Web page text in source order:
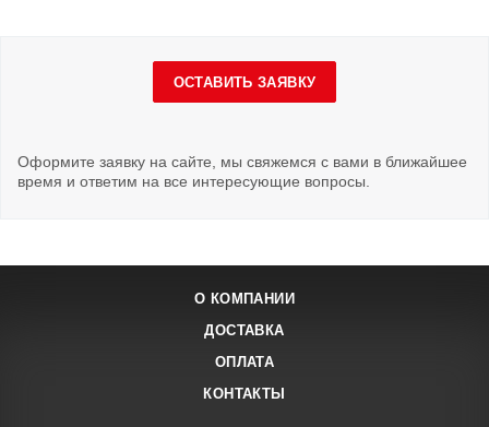
ОСТАВИТЬ ЗАЯВКУ
Оформите заявку на сайте, мы свяжемся с вами в ближайшее
время и ответим на все интересующие вопросы.
О КОМПАНИИ
ДОСТАВКА
ОПЛАТА
КОНТАКТЫ